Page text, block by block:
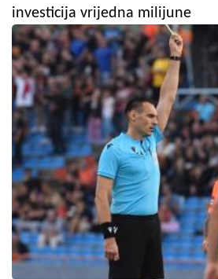
investicija vrijedna milijune